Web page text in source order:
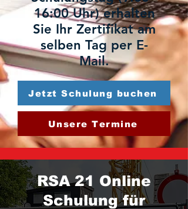
16:00 Uhr) erhalten
Sie Ihr Zertifikat am
selben Tag per E-
Mail.
Jetzt Schulung buchen
Unsere Termine
RSA 21 Online
Schulung für